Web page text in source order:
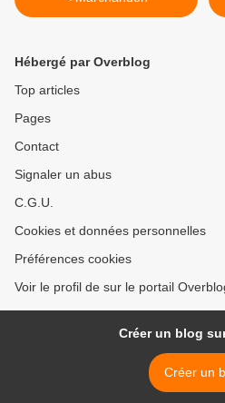
Hébergé par Overblog
Top articles
Pages
Contact
Signaler un abus
C.G.U.
Cookies et données personnelles
Préférences cookies
Voir le profil de sur le portail
Créer un blog
Créer un